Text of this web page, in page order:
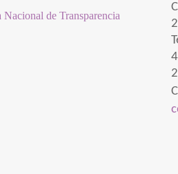
Nacional de Transparencia